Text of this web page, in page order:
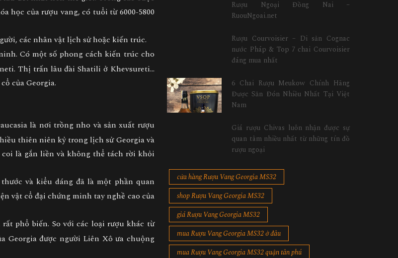
học của rượu vang, có tuổi từ 6000-5800
các nhân vật lịch sử hoặc kiến trúc.
Có một số phong cách kiến trúc cho
Thị trấn lâu đài Shatili ở Khevsureti…
của Georgia.
là nơi trồng nho và sản xuất rượu
thiên niên kỷ trong lịch sử Georgia và
là gắn liền và không thể tách rời khỏi
và kiểu dáng đã là một phần quan
vật cổ đại chứng minh tay nghề cao của
phổ biến. So với các loại rượu khác từ
Georgia được người Liên Xô ưa chuộng
Rượu Ngoại Đồng Nai –
RuouNgoai.net
Rượu Courvoisier – Di sản Cognac
nước Pháp & Top 7 chai Courvoisier
đáng mua nhất
6 Chai Rượu Meukow Chính Hãng
Được Săn Đón Nhiều Nhất Tại Việt
Nam
Giá rượu Chivas luôn nhận được sự
quan tâm nhiều nhất từ những tín đồ
rượu ngoại
cửa hàng Rượu Vang Georgia MS32
shop Rượu Vang Georgia MS32
giá Rượu Vang Georgia MS32
mua Rượu Vang Georgia MS32 ở đâu
mua Rượu Vang Georgia MS32 quận tân phú